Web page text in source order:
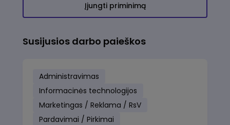
Įjungti priminimą
Susijusios darbo paieškos
Administravimas
Informacinės technologijos
Marketingas / Reklama / RsV
Pardavimai / Pirkimai